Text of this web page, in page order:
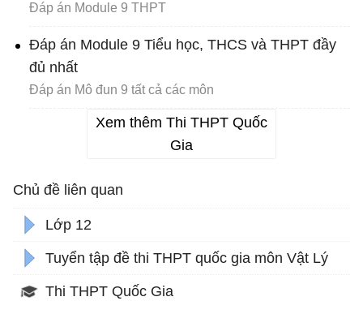
Đáp án Module 9 THPT
Đáp án Module 9 Tiểu học, THCS và THPT đầy
đủ nhất
Đáp án Mô đun 9 tất cả các môn
Xem thêm Thi THPT Quốc
Gia
Chủ đề liên quan
Lớp 12
Tuyển tập đề thi THPT quốc gia môn Vật Lý
Thi THPT Quốc Gia